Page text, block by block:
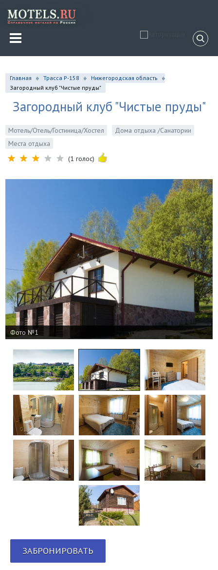
Главная Трасса Р-158
Нижегородская область
Загородный клуб "Чистые пруды"
Загородный клуб "Чистые пруды"
Мотель/Отель/Гостиница/Хостел
Дома отдыха /Санатории
Места отдыха
(1 голос)
Фото №1
ЗАБРОНИРОВАТЬ